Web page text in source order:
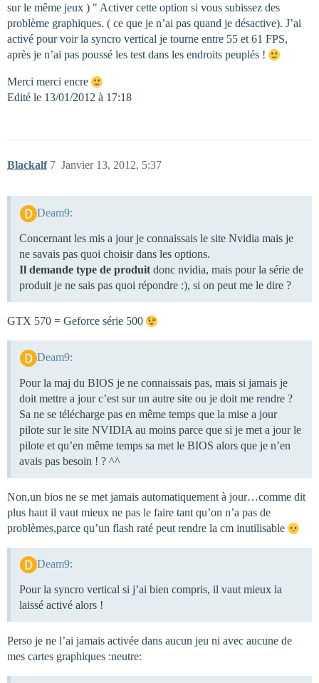
sur le même jeux ) " Activer cette option si vous subissez des
problème graphiques. ( ce que je n’ai pas quand je désactive). J’ai
activé pour voir la syncro vertical je tourne entre 55 et 61 FPS,
après je n’ai pas poussé les test dans les endroits peuplés !
Merci merci encre
Edité le 13/01/2012 à 17:18
Blackalf Janvier 13, 2012, 5:37
7
Deam9:
Concernant les mis a jour je connaissais le site Nvidia mais je
ne savais pas quoi choisir dans les options.
Il demande type de produit donc nvidia, mais pour la série de
produit je ne sais pas quoi répondre :), si on peut me le dire ?
GTX 570 = Geforce série 500
Deam9:
Pour la maj du BIOS je ne connaissais pas, mais si jamais je
doit mettre a jour c’est sur un autre site ou je doit me rendre ?
Sa ne se télécharge pas en même temps que la mise a jour
pilote sur le site NVIDIA au moins parce que si je met a jour le
pilote et qu’en même temps sa met le BIOS alors que je n’en
avais pas besoin ! ? ^^
Non,un bios ne se met jamais automatiquement à jour…comme dit
plus haut il vaut mieux ne pas le faire tant qu’on n’a pas de
problèmes,parce qu’un flash raté peut rendre la cm inutilisable
Deam9:
Pour la syncro vertical si j’ai bien compris, il vaut mieux la
laissé activé alors !
Perso je ne l’ai jamais activée dans aucun jeu ni avec aucune de
mes cartes graphiques :neutre: